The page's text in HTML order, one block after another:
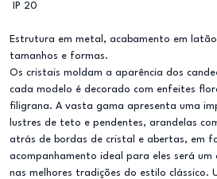
IP 20
Estrutura em metal, acabamento em
tamanhos e formas.
Os cristais moldam a aparência dos
cada modelo é decorado com enfeites
filigrana. A vasta gama apresenta uma
lustres de teto e pendentes, arandelas
atrás de bordas de cristal e abertas, em
acompanhamento ideal para eles será
nas melhores tradições do estilo clássico.